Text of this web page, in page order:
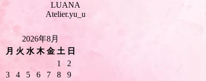
LUANA
Atelier.yu_u
2026年8月
月 火 水 木 金 土 日
1
2
3
4 5 6 7 8
9